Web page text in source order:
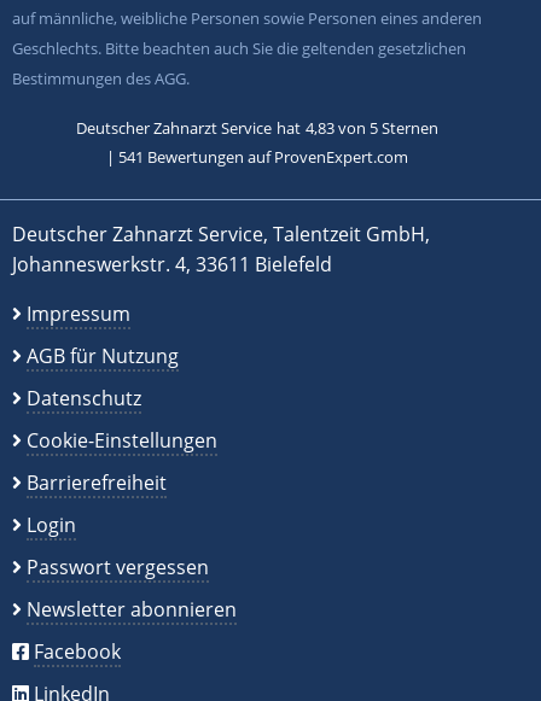
auf männliche, weibliche Personen sowie Personen eines anderen
Geschlechts. Bitte beachten auch Sie die geltenden gesetzlichen
Bestimmungen des AGG.
Deutscher Zahnarzt Service hat 4,83von 5Sternen
| 541 Bewertungen auf ProvenExpert.com
Deutscher Zahnarzt Service, Talentzeit GmbH,
Johanneswerkstr. 4, 33611 Bielefeld
Impressum
AGB für Nutzung
Datenschutz
Cookie-Einstellungen
Barrierefreiheit
Login
Passwort vergessen
Newsletter abonnieren
Facebook
LinkedIn